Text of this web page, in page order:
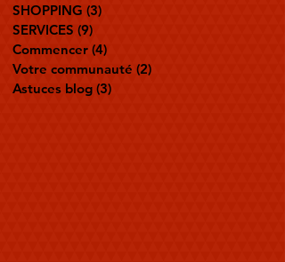
SHOPPING (3)
SERVICES (9)
Commencer (4)
Votre communauté (2)
Astuces blog (3)